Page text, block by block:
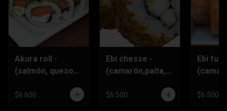
Akura roll -
(salmón, queso
,ciboulette)
$6.600
Ebi chesse -
(camarón,palta,q
$6.500
Ebi
$6.500